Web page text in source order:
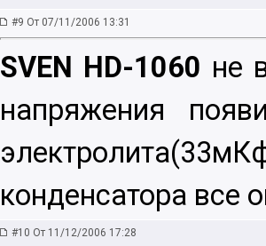
#9 От 07/11/2006 13:31
SVEN HD-1060 не
напряжения
конденсатора все
#10 От 11/12/2006 17:28